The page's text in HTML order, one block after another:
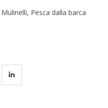
Mulinelli, Pesca dalla barca